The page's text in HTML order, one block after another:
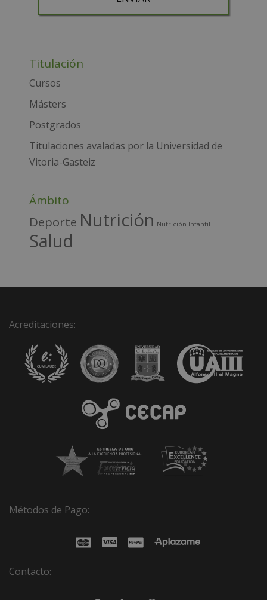
Para más información consulte nuestra Política de
Desea recibir información comercial (vía telefónica y/o
t
e
a
t
i
Titulación
Cursos
Másters
Postgrados
Titulaciones avaladas por la Universidad de
Vitoria-Gasteiz
Ámbito
Deporte Nutrición Nutrición Infantil
Salud
Acreditaciones:
Métodos de Pago:
Contacto: